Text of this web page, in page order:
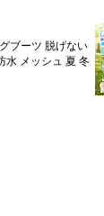
ブーツ 脱げない
水 メッシュ 夏 冬